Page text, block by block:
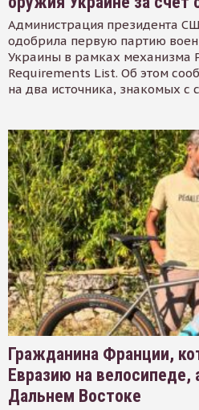
Администрация президента
одобрила первую партию
Украины в рамках механизма
Requirements List. Об этом
на два источника, знакомых с
Гражданина Франции,
Евразию на велосипеде,
Дальнем Востоке